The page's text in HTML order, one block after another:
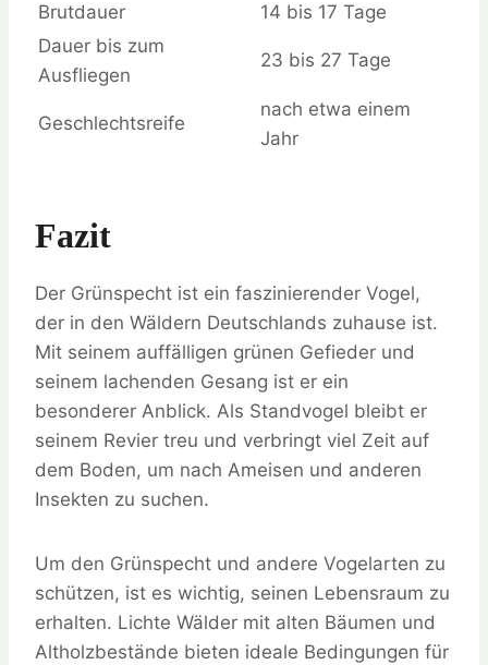
Brutdauer
14 bis 17 Tage
Dauer bis zum
Ausfliegen
23 bis 27 Tage
Geschlechtsreife
nach etwa einem
Jahr
Fazit
Der Grünspecht ist ein faszinierender Vogel,
der in den Wäldern Deutschlands zuhause ist.
Mit seinem auffälligen grünen Gefieder und
seinem lachenden Gesang ist er ein
besonderer Anblick. Als Standvogel bleibt er
seinem Revier treu und verbringt viel Zeit auf
dem Boden, um nach Ameisen und anderen
Insekten zu suchen.
Um den Grünspecht und andere Vogelarten zu
schützen, ist es wichtig, seinen Lebensraum zu
erhalten. Lichte Wälder mit alten Bäumen und
Altholzbestände bieten ideale Bedingungen für